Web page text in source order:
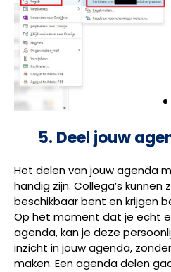
5. Deel jouw
Het delen van jouw agenda
handig zijn. Collega’s
beschikbaar bent en krijgen
Op het moment dat je echt
agenda, kan je deze
inzicht in jouw agenda,
maken. Een agenda delen